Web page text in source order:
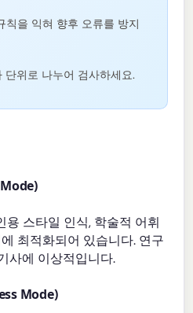
칙을 익혀 향후 오류를 방지
위로 나누어 검사하세요.
용 스타일 인식, 학술적 어휘
최적화되어 있습니다. 연구
사에 이상적입니다.
Mode)